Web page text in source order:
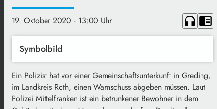
19. Oktober 2020 · 13:00 Uhr headphones chrome_reader_mode
Symbolbild
Ein Polizist hat vor einer Gemeinschaftsunterkunft in Greding,
im Landkreis Roth, einen Warnschuss abgeben müssen. Laut
Polizei Mittelfranken ist ein betrunkener Bewohner in dem